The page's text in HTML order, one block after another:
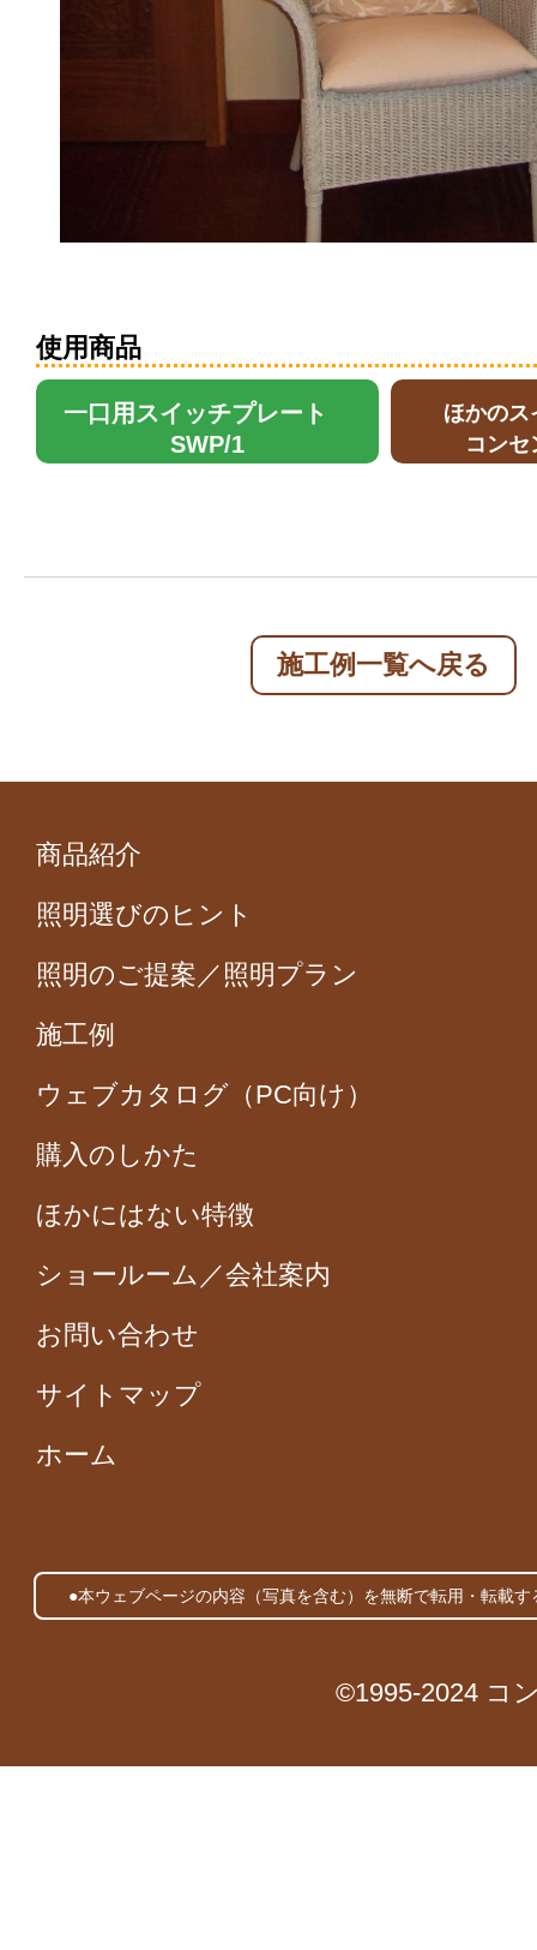
使用商品
一口用スイッチプレート
SWP/1
ほかのス
コンセ
施工例一覧へ戻る
商品紹介
照明選びのヒント
照明のご提案／照明プラン
施工例
ウェブカタログ（PC向け）
購入のしかた
ほかにはない特徴
ショールーム／会社案内
お問い合わせ
サイトマップ
ホーム
●本ウェブページの内容（写真を含む）を無断で転用・転載
©1995-2024 コ